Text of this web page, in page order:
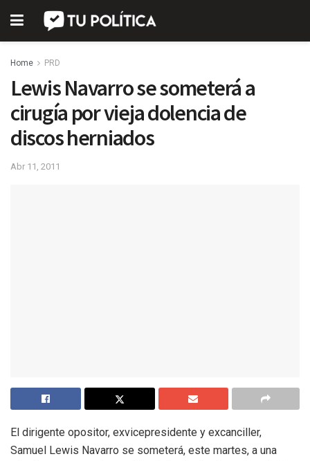
Home PRD
Lewis Navarro se someterá a
cirugía por vieja dolencia de
discos herniados
Abr 11, 2011
El dirigente opositor, exvicepresidente y excanciller,
Samuel Lewis Navarro se someterá, este martes, a una